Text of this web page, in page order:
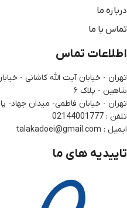
درباره ما
تماس با ما
اطلاعات تماس
تهران - خیابان آیت الله کاشانی -
شاهین - پلاک ۶
تهران - خیابان فاطمی- میدان جهاد-
تلفن : 02144001777
ایمیل : talakadoei@gmail.com
تاییدیه های ما